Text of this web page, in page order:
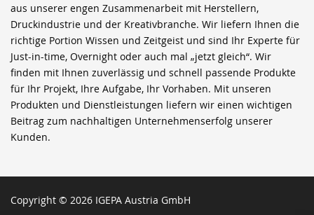
aus unserer engen Zusammenarbeit mit Herstellern,
Druckindustrie und der Kreativbranche. Wir liefern Ihnen die
richtige Portion Wissen und Zeitgeist und sind Ihr Experte für
Just-in-time, Overnight oder auch mal „jetzt gleich“. Wir
finden mit Ihnen zuverlässig und schnell passende Produkte
für Ihr Projekt, Ihre Aufgabe, Ihr Vorhaben. Mit unseren
Produkten und Dienstleistungen liefern wir einen wichtigen
Beitrag zum nachhaltigen Unternehmenserfolg unserer
Kunden.
Copyright © 2026 IGEPA Austria GmbH